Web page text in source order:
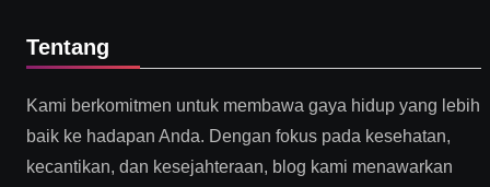
Tentang
Kami berkomitmen untuk membawa gaya hidup yang lebih
baik ke hadapan Anda. Dengan fokus pada kesehatan,
kecantikan, dan kesejahteraan, blog kami menawarkan